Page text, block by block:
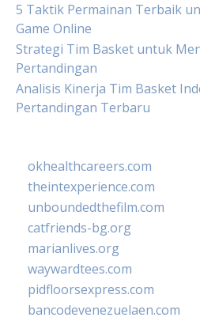
5 Taktik Permainan Terbaik
Game Online
Strategi Tim Basket untuk
Pertandingan
Analisis Kinerja Tim Basket
Pertandingan Terbaru
okhealthcareers.com
theintexperience.com
unboundedthefilm.com
catfriends-bg.org
marianlives.org
waywardtees.com
pidfloorsexpress.com
bancodevenezuelaen.com